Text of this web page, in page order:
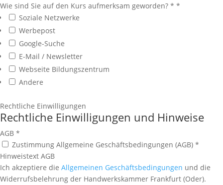
Wie sind Sie auf den Kurs aufmerksam geworden? * *
Soziale Netzwerke
Werbepost
Google-Suche
E-Mail / Newsletter
Webseite Bildungszentrum
Andere
Rechtliche Einwilligungen
Rechtliche Einwilligungen und Hinweise
AGB *
Zustimmung Allgemeine Geschäftsbedingungen (AGB) *
Hinweistext AGB
Ich akzeptiere die Allgemeinen Geschäftsbedingungen und die
Widerrufsbelehrung der Handwerkskammer Frankfurt (Oder).